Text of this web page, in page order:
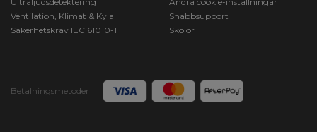
Ventilation, Klimat & Kyla
Säkerhetskrav IEC 61010-1
Snabbsupport
Skolor
Betalningsmetoder